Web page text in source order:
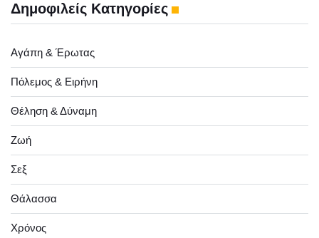
Δημοφιλείς Κατηγορίες
Αγάπη & Έρωτας
Πόλεμος & Ειρήνη
Θέληση & Δύναμη
Ζωή
Σεξ
Θάλασσα
Χρόνος